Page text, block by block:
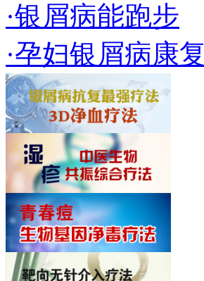
·银屑病能跑步
·孕妇银屑病康复